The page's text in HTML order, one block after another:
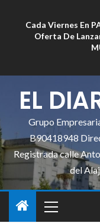
Cada Viernes En
Oferta De
EL
Grupo
B90418948
Registrada calle
del